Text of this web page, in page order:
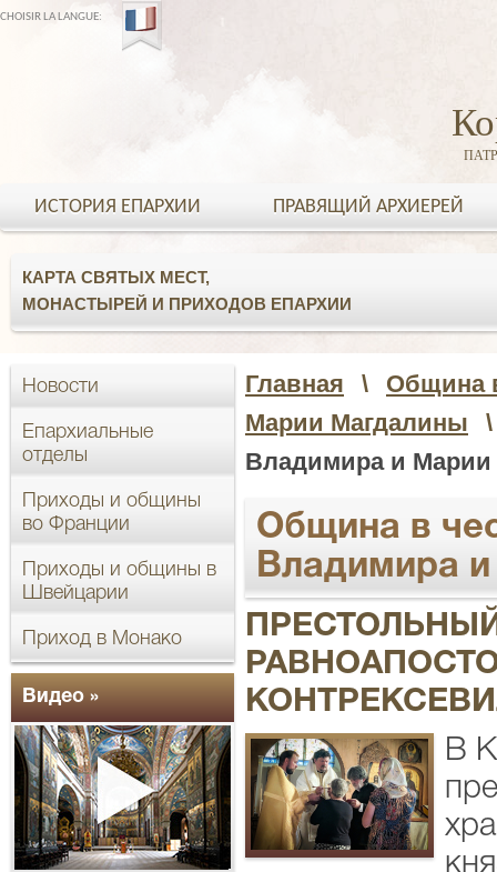
CHOISIR LA LANGUE:
ИСТОРИЯ ЕПАРХИИ ПРАВЯЩИЙ АРХИЕРЕЙ
КАРТА СВЯТЫХ МЕСТ,
МОНАСТЫРЕЙ И ПРИХОДОВ ЕПАРХИИ
Новости
Епархиальные
отделы
Приходы и общины
во Франции
Приходы и общины в
Швейцарии
Приход в Монако
Видео »
Главная \
Община
Марии Магдалины
\
Владимира и
Община в
Владимира
В